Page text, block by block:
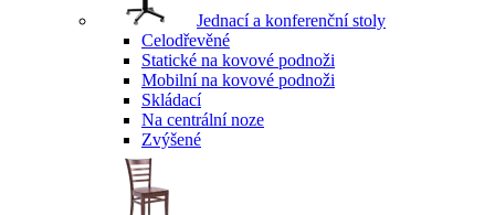
Jednací a konferenční stoly
Celodřevěné
Statické na kovové podnoži
Mobilní na kovové podnoži
Skládací
Na centrální noze
Zvýšené